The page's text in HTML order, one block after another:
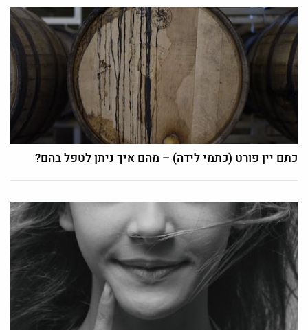
כתם יין פורט (כתמי לידה) – מהם איך ניתן לטפל בהם?